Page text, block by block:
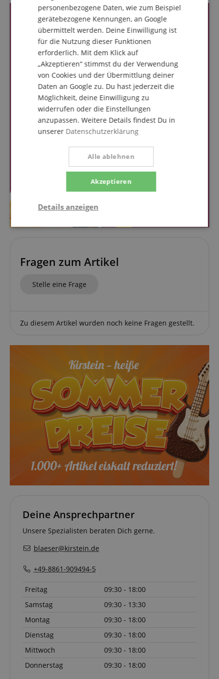
Fragen zum Artikel
Stelle eine Frage
Zu diesem Artikel wurden noch keine Fragen gestellt.
Deine Ansprechpartner
Unsere Spezialisten beraten Dich gerne.
blaeser@kirstein.de
+49-8861-909494-5
Freitag
09:30 - 18:00
Samstag
09:30 - 13:30
Montag
09:30 - 18:00
Dienstag
09:30 - 18:00
Mittwoch
09:30 - 18:00
Donnerstag
09:30 - 18:00
personenbezogene Daten, wie zum Beispiel
gerätebezogene Kennungen, an Google
übermittelt werden. Deine Einwilligung ist
für die Nutzung dieser Funktionen
erforderlich. Mit dem Klick auf
„Akzeptieren“ stimmst du der Verwendung
von Cookies und der Übermittlung deiner
Daten an Google zu. Du hast jederzeit die
Möglichkeit, deine Einwilligung zu
widerrufen oder die Einstellungen
anzupassen. Weitere Details findest Du in
unserer Datenschutzerklärung
Akzeptieren
Alle ablehnen
Details anzeigen
Statistik Marketing Funktional
wie Besucher die Website nutzen, z.B. Analyse-
identifizieren.
Cookie
Anbieter /
Domain
Laufzeit Beschreibung
zoovu-
vid-
91347
www.kirstein.at
1
Stunde
59
Enables
remembering
the state of
zoovu
assistant for
a given end
user (what
answers were
Google-
Datenschutzerklärung